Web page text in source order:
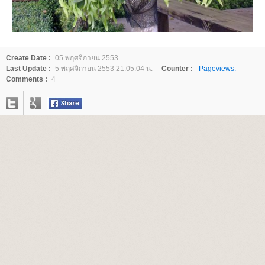
Create Date : 05 พฤศจิกายน 2553
Last Update : 5 พฤศจิกายน 2553 21:05:04 น. Counter :
Pageviews.
Comments : 4